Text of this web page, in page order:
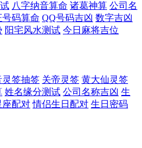
八字纳音算命 诸葛神算 公司名
码算命 QQ号码吉凶 数字吉凶
阳宅风水测试 今日麻将吉位
灵签抽签 关帝灵签 黄大仙灵签
姓名缘分测试 公司名称吉凶 生
座配对 情侣生日配对 生日密码